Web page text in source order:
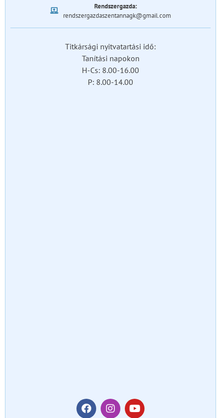
Rendszergazda:
rendszergazdaszentannagk@gmail.com
Titkársági nyitvatartási idő:
Tanítási napokon
H-Cs: 8.00-16.00
P: 8.00-14.00